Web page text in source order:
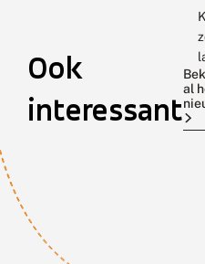
Ook
interessant
al